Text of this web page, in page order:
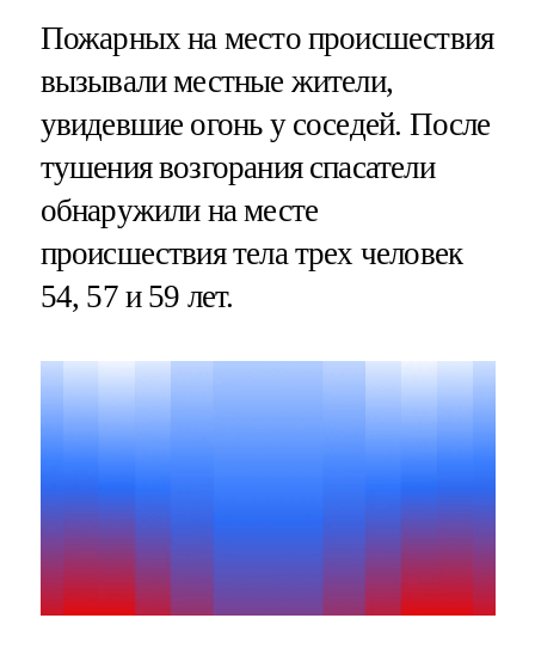
Пожарных на место происшествия
вызывали местные жители,
увидевшие огонь у соседей. После
тушения возгорания спасатели
обнаружили на месте
происшествия тела трех человек
54, 57 и 59 лет.